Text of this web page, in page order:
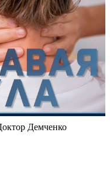
Демченко